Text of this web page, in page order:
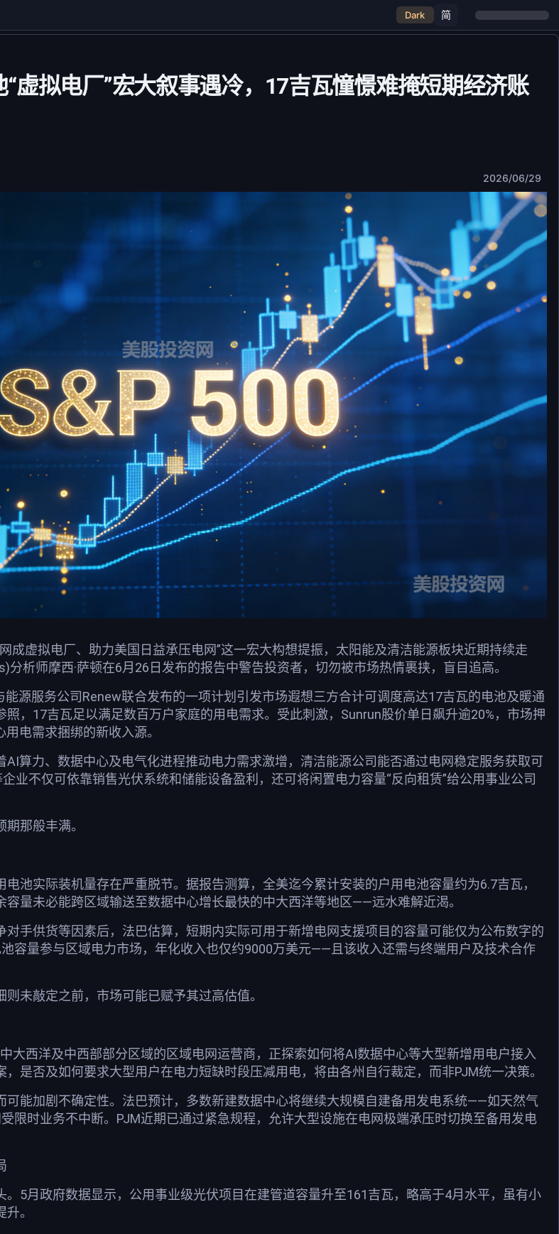
Dark 简
虚拟电厂”宏大叙事遇冷，17吉瓦憧憬难掩短期经济账
2026/06/29
成虚拟电厂、助力美国日益承压电网”这一宏大构想提振，太阳能及清洁能源板块近期持续走
分析师摩西·萨顿在6月26日发布的报告中警告投资者，切勿被市场热情裹挟，盲目追高。
能源服务公司Renew联合发布的一项计划引发市场遐想三方合计可调度高达17吉瓦的电池及暖通
，17吉瓦足以满足数百万户家庭的用电需求。受此刺激，Sunrun股价单日飙升逾20%，市场押
电需求捆绑的新收入源。
算力、数据中心及电气化进程推动电力需求激增，清洁能源公司能否通过电网稳定服务获取可
业不仅可依靠销售光伏系统和储能设备盈利，还可将闲置电力容量“反向租赁”给公用事业公司
那般丰满。
池实际装机量存在严重脱节。据报告测算，全美迄今累计安装的户用电池容量约为6.7吉瓦，
容量未必能跨区域输送至数据中心增长最快的中大西洋等地区——远水难解近渴。
手供货等因素后，法巴估算，短期内实际可用于新增电网支援项目的容量可能仅为公布数字的
容量参与区域电力市场，年化收入也仅约9000万美元——且该收入还需与终端用户及技术合作
未敲定之前，市场可能已赋予其过高估值。
大西洋及中西部部分区域的区域电网运营商，正探索如何将AI数据中心等大型新增用电户接入
是否及如何要求大型用户在电力短缺时段压减用电，将由各州自行裁定，而非PJM统一决策。
可能加剧不确定性。法巴预计，多数新建数据中心将继续大规模自建备用发电系统——如天然气
限时业务不中断。PJM近期已通过紧急规程，允许大型设施在电网极端承压时切换至备用发电
5月政府数据显示，公用事业级光伏项目在建管道容量升至161吉瓦，略高于4月水平，虽有小
。